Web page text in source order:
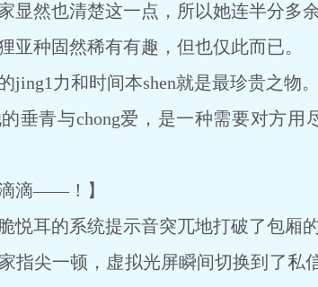
然也清楚这一点，所以她连半分多余
种固然稀有有趣，但也仅此而已。
力和时间本shen就是最珍贵之物。
青与chong爱，是一种需要对方用
——！】
耳的系统提示音突兀地打破了包厢的
尖一顿，虚拟光屏瞬间切换到了私